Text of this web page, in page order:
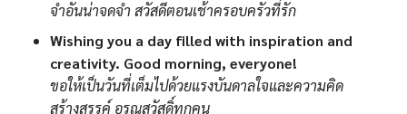
จำอันน่าจดจำ สวัสดีตอนเช้าครอบครัวที่รัก
Wishing you a day filled with inspiration and
creativity. Good morning, everyone!
ขอให้เป็นวันที่เต็มไปด้วยแรงบันดาลใจและความคิด
สร้างสรรค์ อรุณสวัสดิ์ทุกคน